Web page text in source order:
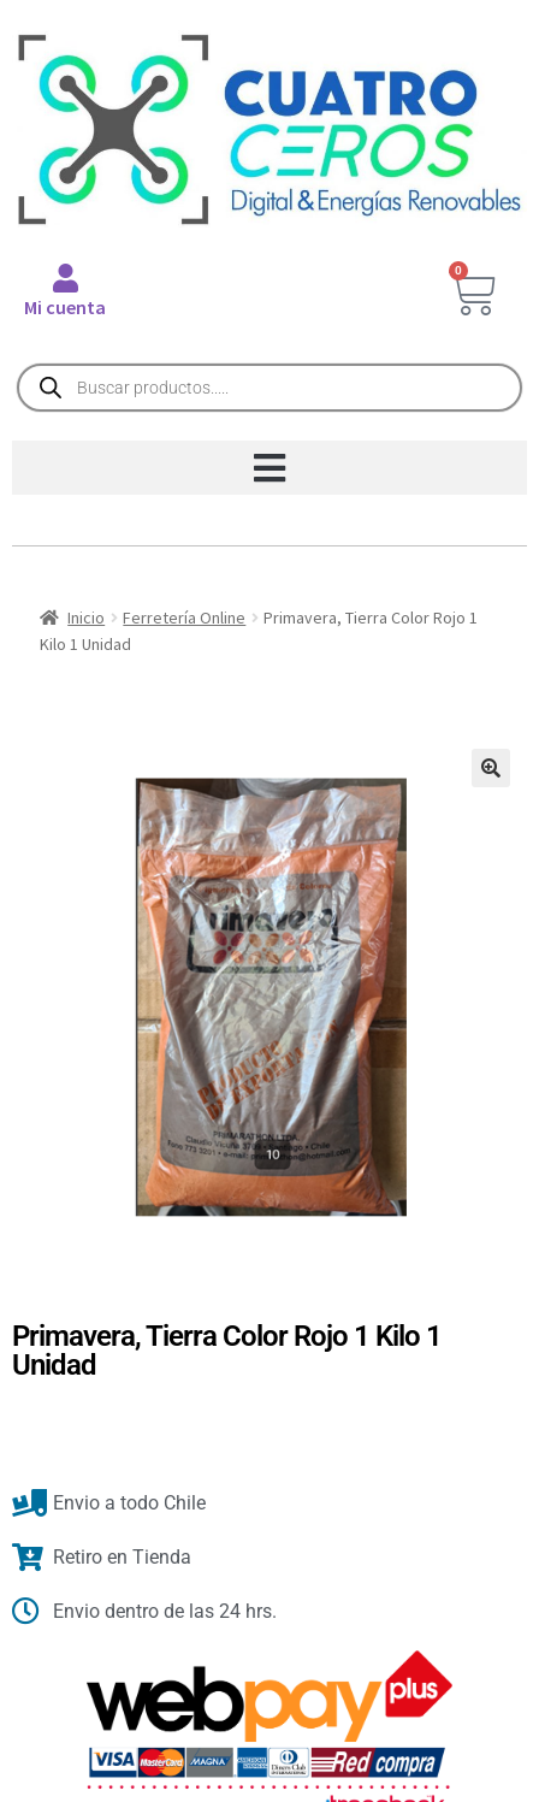
Mi cuenta
0
Inicio Ferretería Online
Primavera, Tierra Color Rojo 1
Kilo 1 Unidad
Primavera, Tierra Color Rojo 1 Kilo 1
Unidad
Envio a todo Chile
Retiro en Tienda
Envio dentro de las 24 hrs.